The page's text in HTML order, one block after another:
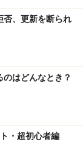
否、更新を断られ
はどんなとき？
・超初心者編